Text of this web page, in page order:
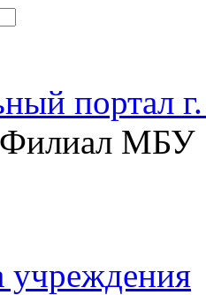
портал
Филиал МБУ
учреждения